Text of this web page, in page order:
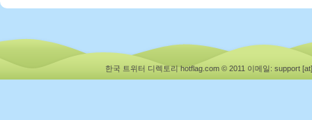
한국 트위터 디렉토리 hotflag.com © 2011 이메일: support